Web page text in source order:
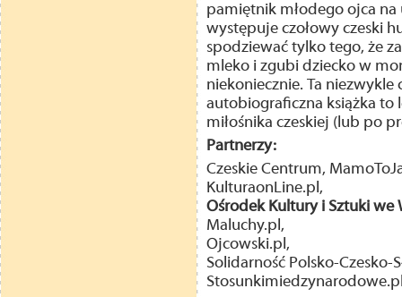
pamiętnik młodego ojca
występuje czołowy czeski
spodziewać tylko tego, że
mleko i zgubi dziecko w
niekoniecznie. Ta niezwykle
autobiograficzna książka to
miłośnika czeskiej (lub po
Partnerzy:
Czeskie Centrum,
KulturaonLine.pl,
Ośrodek Kultury i Sztuki we
Maluchy.pl,
Ojcowski.pl,
Solidarność Polsko-Czesko-